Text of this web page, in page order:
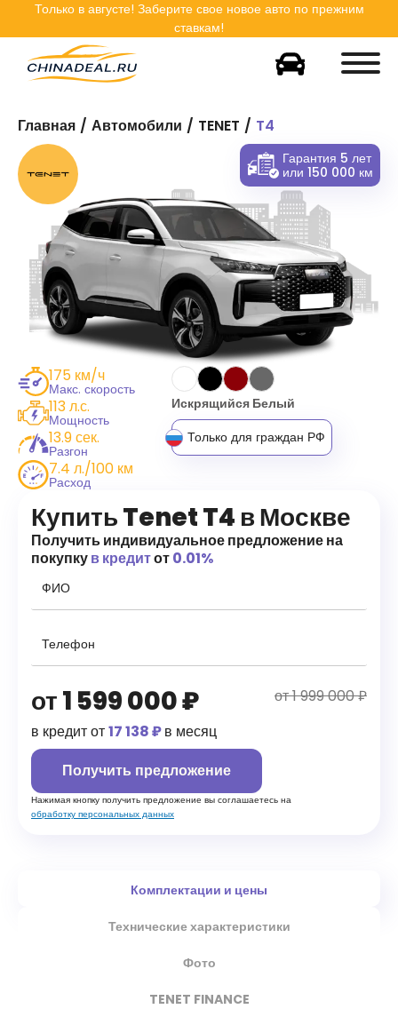
Только в августе! Заберите свое новое авто по прежним
ставкам!
Главная Автомобили TENET T4
Купить Tenet T4 в Москве
Получить индивидуальное предложение на
покупкув кредитот0.01%
от1 599 000₽
от 1 999 000 ₽
в кредит от17 138 ₽в месяц
Получить предложение
Нажимая кнопку получить предложение вы соглашаетесь на
обработку персональных данных
Гарантия 5 лет
или 150 000 км
175 км/ч
Макс. скорость
113 л.с.
Мощность
13.9 сек.
Разгон
7.4 л./100 км
Расход
Искрящийся Белый
Только для граждан РФ
Комплектации и цены
Технические характеристики
Фото
TENET FINANCE